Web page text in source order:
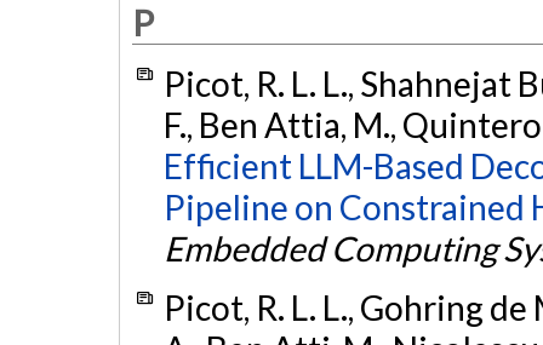
P
Picot, R. L. L., Shahnejat
F., Ben Attia, M.,
Efficient LLM-Based
Pipeline on Constrained
Embedded Computing
Picot, R. L. L., Gohring